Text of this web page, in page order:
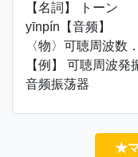
【名詞】 トーン
yīnpín【音频】
〈物〉可聴周波数
【例】 可聴周波発
音频振荡器
★マ